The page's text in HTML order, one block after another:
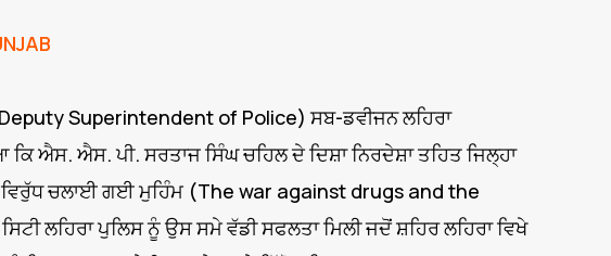
Superintendent of Police) ਸਬ-ਡਵੀਜਨ ਲਹਿਰਾ
ਐਸ. ਐਸ. ਪੀ. ਸਰਤਾਜ ਸਿੰਘ ਚਹਿਲ ਦੇ ਦਿਸ਼ਾ ਨਿਰਦੇਸ਼ਾ ਤਹਿਤ ਜਿਲ੍ਹਾ
ਚਲਾਈ ਗਈ ਮੁਹਿੰਮ (The war against drugs and the
ਲਹਿਰਾ ਪੁਲਿਸ ਨੂੰ ਉਸ ਸਮੇ ਵੱਡੀ ਸਫਲਤਾ ਮਿਲੀ ਜਦੋਂ ਸ਼ਹਿਰ ਲਹਿਰਾ ਵਿਖੇ